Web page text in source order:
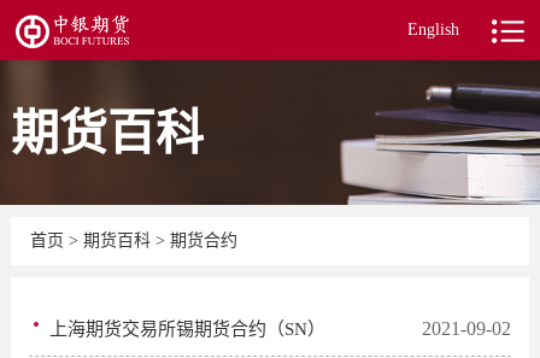
English
期货百科
首页 > 期货百科 > 期货合约
上海期货交易所锡期货合约（SN） 2021-09-02